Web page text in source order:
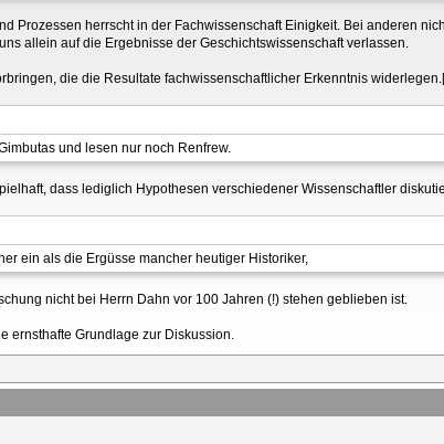
Prozessen herrscht in der Fachwissenschaft Einigkeit. Bei anderen
allein auf die Ergebnisse der Geschichtswissenschaft verlassen.
die die Resultate fachwissenschaftlicher Erkenntnis
und lesen nur noch Renfrew.
dass lediglich Hypothesen verschiedener Wissenschaftler
ein als die Ergüsse mancher heutiger Historiker,
nicht bei Herrn Dahn vor 100 Jahren (!) stehen geblieben ist.
ernsthafte Grundlage zur Diskussion.